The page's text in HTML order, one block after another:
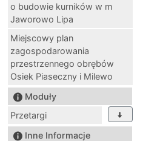
o budowie kurników w m
Jaworowo Lipa
Miejscowy plan
zagospodarowania
przestrzennego obrębów
Osiek Piaseczny i Milewo
Moduły
Przetargi
Inne Informacje